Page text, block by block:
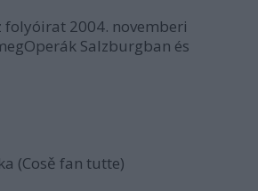
folyóirat 2004. novemberi
Operák Salzburgban és
(Cosě fan tutte)